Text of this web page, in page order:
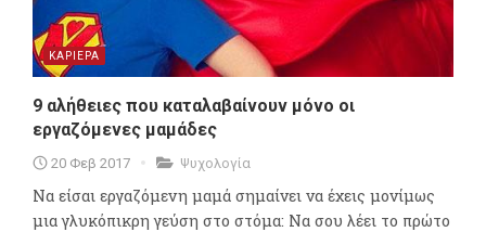
ΚΑΡΙΕΡΑ
9 αλήθειες που καταλαβαίνουν μόνο οι
εργαζόμενες μαμάδες
20 Φεβ 2017 Ψυχολογία
Να είσαι εργαζόμενη μαμά σημαίνει να έχεις μονίμως
μια γλυκόπικρη γεύση στο στόμα: Να σου λέει το πρώτο